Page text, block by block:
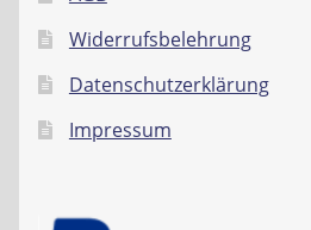
Widerrufsbelehrung
Datenschutzerklärung
Impressum